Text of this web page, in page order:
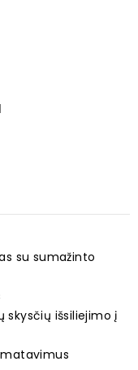
su sumažinto
skysčių išsiliejimo į